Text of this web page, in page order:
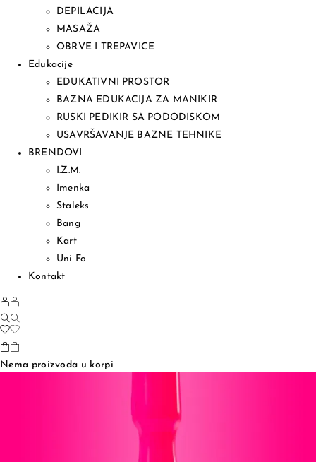
DEPILACIJA
MASAŽA
OBRVE I TREPAVICE
Edukacije
EDUKATIVNI PROSTOR
BAZNA EDUKACIJA ZA MANIKIR
RUSKI PEDIKIR SA PODODISKOM
USAVRŠAVANJE BAZNE TEHNIKE
BRENDOVI
I.Z.M.
Imenka
Staleks
Bang
Kart
Uni Fo
Kontakt
Nema proizvoda u korpi